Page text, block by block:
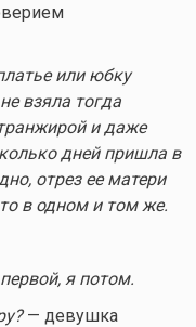
или юбку
взяла тогда
и даже
дней пришла в
отрез ее матери
в одном и том же.
я потом.
— девушка